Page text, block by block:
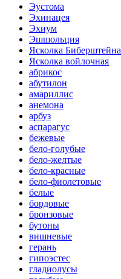
Эустома
Эхинацея
Эхиум
Эшшольция
Ясколка Биберштейна
Ясколка войлочная
абрикос
абутилон
амариллис
анемона
арбуз
аспарагус
бежевые
бело-голубые
бело-желтые
бело-красные
бело-фиолетовые
белые
бордовые
бронзовые
бутоны
вишневые
герань
гипоэстес
гладиолусы